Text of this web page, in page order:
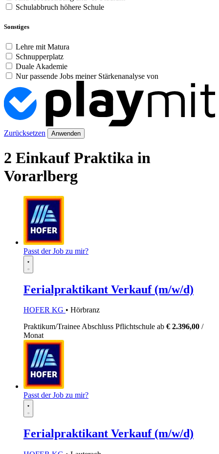
Schulabbruch höhere Schule
Sonstiges
Lehre mit Matura
Schnupperplatz
Duale Akademie
Nur passende Jobs meiner Stärkenanalyse von
Zurücksetzen Anwenden
2 Einkauf Praktika in
Vorarlberg
Passt der Job zu mir?
Ferialpraktikant Verkauf (m/w/d)
HOFER KG • Hörbranz
Praktikum/TraineeAbschluss Pflichtschule ab € 2.396,00 /
Monat
Passt der Job zu mir?
Ferialpraktikant Verkauf (m/w/d)